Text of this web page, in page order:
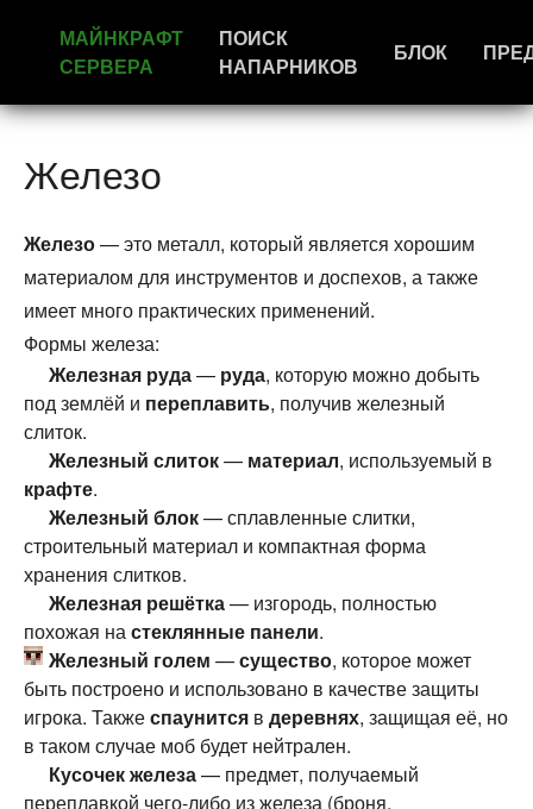
МАЙНКРАФТ
СЕРВЕРА
ПОИСК
НАПАРНИКОВ
БЛОК
Железо
Железо— это металл, который является хорошим
материалом для инструментов и доспехов, а также
имеет много практических применений.
Формы железа:
Железная руда— руда, которую можно добыть
под землёй и переплавить, получив железный
слиток.
Железный слиток— материал, используемый в
крафте.
Железный блок— сплавленные слитки,
строительный материал и компактная форма
хранения слитков.
Железная решётка— изгородь, полностью
похожая настеклянные панели.
Железный голем —существо, которое может
быть построено и использовано в качестве защиты
игрока. Такжеспаунится в деревнях, защищая её, но
в таком случае моб будет нейтрален.
Кусочек железа— предмет, получаемый
переплавкой чего-либо из железа (броня,